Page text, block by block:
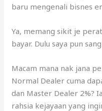
baru mengenali bisnes
Ya, memang sikit je
bayar. Dulu saya pun
Macam mana nak jana
Normal Dealer cuma
dan Master Dealer 2%?
rahsia kejayaan yang